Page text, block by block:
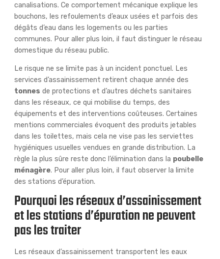
canalisations. Ce comportement mécanique explique les
bouchons, les refoulements d’eaux usées et parfois des
dégâts d’eau dans les logements ou les parties
communes. Pour aller plus loin, il faut distinguer le réseau
domestique du réseau public.
Le risque ne se limite pas à un incident ponctuel. Les
services d’assainissement retirent chaque année des
tonnes de protections et d’autres déchets sanitaires
dans les réseaux, ce qui mobilise du temps, des
équipements et des interventions coûteuses. Certaines
mentions commerciales évoquent des produits jetables
dans les toilettes, mais cela ne vise pas les serviettes
hygiéniques usuelles vendues en grande distribution. La
règle la plus sûre reste donc l’élimination dans la poubelle
ménagère. Pour aller plus loin, il faut observer la limite
des stations d’épuration.
Pourquoi les réseaux d’assainissement
et les stations d’épuration ne peuvent
pas les traiter
Les réseaux d’assainissement transportent les eaux